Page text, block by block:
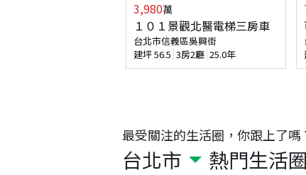
最受關注的生活圈，你跟上了嗎
台北市 熱門生活圈
3,980萬
１０１景觀北醫電梯三房車
台北市信義區吳興街
建坪56.5 3房2廳 25.0年